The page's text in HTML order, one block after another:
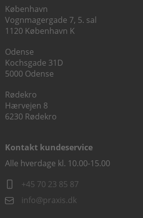
København
Vognmagergade 7, 5. sal
1120 København K
Odense
Kochsgade 31D
5000 Odense
Rødekro
Hærvejen 8
6230 Rødekro
Kontakt kundeservice
Alle hverdage kl. 10.00-15.00
+45 70 23 85 87
info@praxis.dk